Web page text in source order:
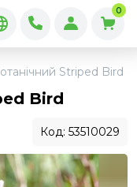
0
Striped Bird
Bird
Код: 53510029